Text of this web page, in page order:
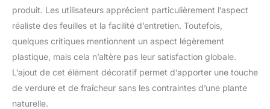
produit. Les utilisateurs apprécient particulièrement l’aspect
réaliste des feuilles et la facilité d’entretien. Toutefois,
quelques critiques mentionnent un aspect légèrement
plastique, mais cela n’altère pas leur satisfaction globale.
L’ajout de cet élément décoratif permet d’apporter une touche
de verdure et de fraîcheur sans les contraintes d’une plante
naturelle.